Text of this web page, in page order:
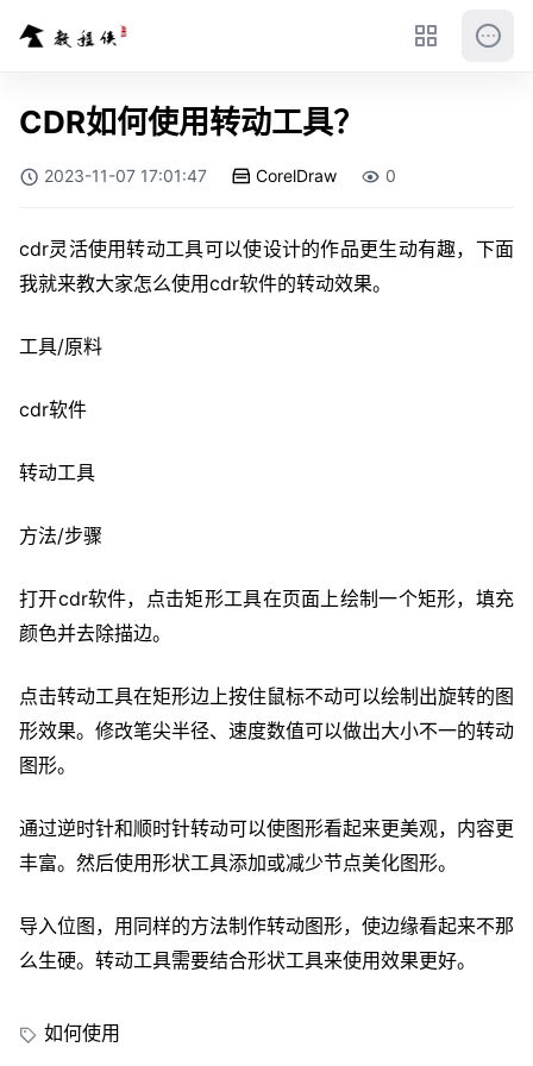
CDR如何使用转动工具？
2023-11-07 17:01:47 CorelDraw 0
cdr灵活使用转动工具可以使设计的作品更生动有趣，下面
我就来教大家怎么使用cdr软件的转动效果。
工具/原料
cdr软件
转动工具
方法/步骤
打开cdr软件，点击矩形工具在页面上绘制一个矩形，填充
颜色并去除描边。
点击转动工具在矩形边上按住鼠标不动可以绘制出旋转的图
形效果。修改笔尖半径、速度数值可以做出大小不一的转动
图形。
通过逆时针和顺时针转动可以使图形看起来更美观，内容更
丰富。然后使用形状工具添加或减少节点美化图形。
导入位图，用同样的方法制作转动图形，使边缘看起来不那
么生硬。转动工具需要结合形状工具来使用效果更好。
如何使用